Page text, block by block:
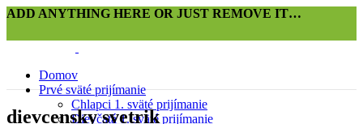
ADD ANYTHING HERE OR JUST REMOVE IT…
Domov
Prvé sväté prijímanie
Chlapci 1. sväté prijímanie
Dievčatá 1. sväté prijímanie
dievcensky svetrik